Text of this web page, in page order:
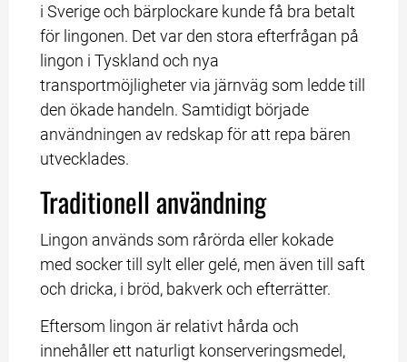
i Sverige och bärplockare kunde få bra betalt
för lingonen. Det var den stora efterfrågan på
lingon i Tyskland och nya
transportmöjligheter via järnväg som ledde till
den ökade handeln. Samtidigt började
användningen av redskap för att repa bären
utvecklades.
Traditionell användning
Lingon används som rårörda eller kokade
med socker till sylt eller gelé, men även till saft
och dricka, i bröd, bakverk och efterrätter.
Eftersom lingon är relativt hårda och
innehåller ett naturligt konserveringsmedel,